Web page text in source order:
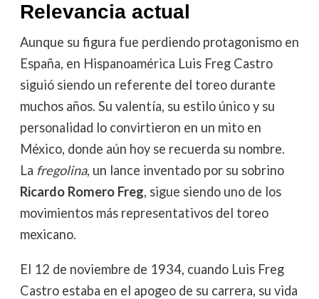
Relevancia actual
Aunque su figura fue perdiendo protagonismo en
España, en Hispanoamérica Luis Freg Castro
siguió siendo un referente del toreo durante
muchos años. Su valentía, su estilo único y su
personalidad lo convirtieron en un mito en
México, donde aún hoy se recuerda su nombre.
La fregolina, un lance inventado por su sobrino
Ricardo Romero Freg, sigue siendo uno de los
movimientos más representativos del toreo
mexicano.
El 12 de noviembre de 1934, cuando Luis Freg
Castro estaba en el apogeo de su carrera, su vida